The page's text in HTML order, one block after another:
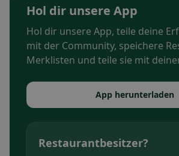
Hol dir unsere App
Hol dir unsere App, teile deine
mit der Community, speichere
Merklisten und teile sie mit
App herunterladen
Restaurantbesitzer?